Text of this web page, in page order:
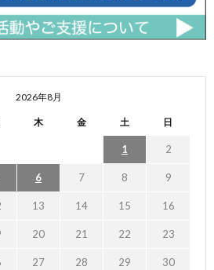
2026年8月
木 金 土 日
1 2
6 7 8 9
13 14 15 16
20 21 22 23
27 28 29 30